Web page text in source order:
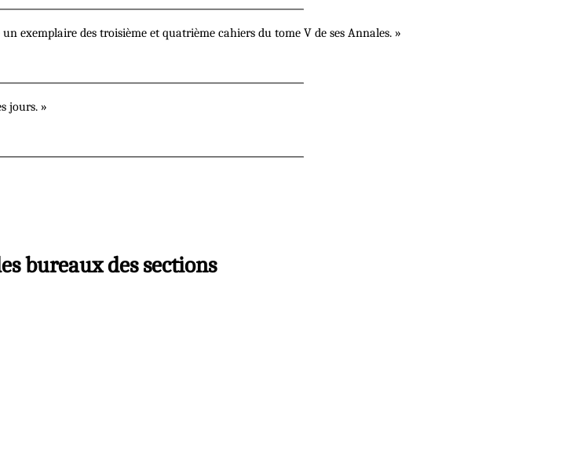
exemplaire des troisième et quatrième cahiers du tome V de ses Annales. »
jours. »
bureaux des sections